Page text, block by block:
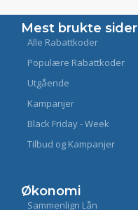
Mest brukte sider
Alle Rabattkoder
Populære Rabattkoder
Utgående
Kampanjer
Black Friday - Week
Tilbud og Kampanjer
Økonomi
Sammenlign Lån